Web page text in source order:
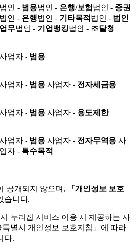
법인 - 범용법인 - 은행/보험 법인 - 증권
법인 - 은행법인 - 기타목적 법인 - 법인
업무법인 - 기업뱅킹법인 - 조달청
사업자 - 범용
사업자 - 범용 사업자 - 전자세금용
사업자 - 범용 사업자 - 용도제한
사업자 - 범용 사업자 - 전자무역용 사
업자 - 특수목적
공개되지 않으며,
「개인정보 보호
습니다.
누리집 서비스 이용 시 제공하는 사
별시 개인정보 보호지침」에 따라
다.